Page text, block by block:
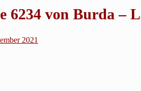
6234 von Burda –
2021